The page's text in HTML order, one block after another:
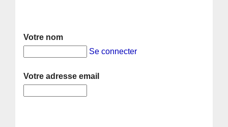
Votre nom
Se connecter
Votre adresse email